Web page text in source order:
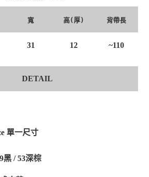
寬 高(厚) 背帶長
31 12 ~110
DETAIL
單一尺寸
黑 / 53深棕